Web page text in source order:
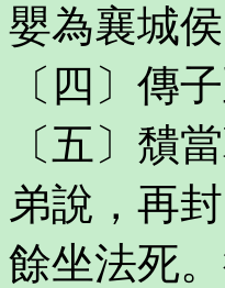
嬰為襄城
〔四〕傳
〔五〕穨
弟說，再
餘坐法死